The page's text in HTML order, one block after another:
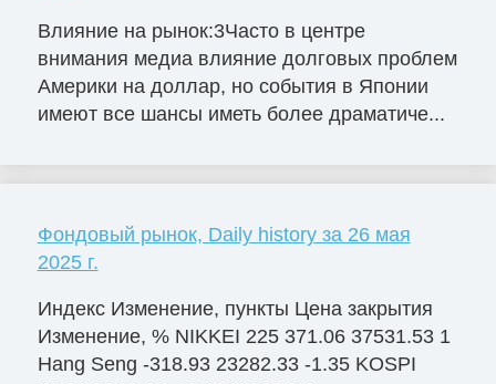
Влияние на рынок:3Часто в центре
внимания медиа влияние долговых проблем
Америки на доллар, но события в Японии
имеют все шансы иметь более драматиче...
Фондовый рынок, Daily history за 26 мая
2025 г.
Индекс Изменение, пункты Цена закрытия
Изменение, % NIKKEI 225 371.06 37531.53 1
Hang Seng -318.93 23282.33 -1.35 KOSPI